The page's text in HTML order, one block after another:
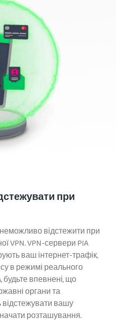
при
відстежити при
VPN. VPN-сервери PIA
ваш інтернет-трафік,
в режимі реального
будьте впевнені, що
органи та
відстежувати вашу
розташування.